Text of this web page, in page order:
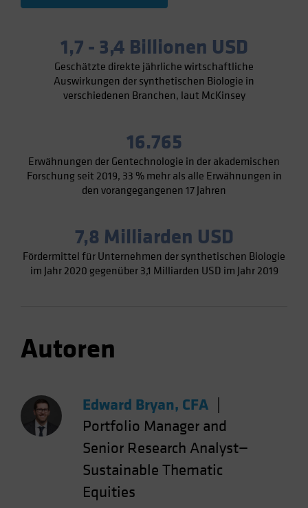
1,7 - 3,4 Billionen USD
Geschätzte direkte jährliche wirtschaftliche
Auswirkungen der synthetischen Biologie in
verschiedenen Branchen, laut McKinsey
16.765
Erwähnungen der Gentechnologie in der akademischen
Forschung seit 2019, 33 % mehr als alle Erwähnungen in
den vorangegangenen 17 Jahren
7,8 Milliarden USD
Fördermittel für Unternehmen der synthetischen Biologie
im Jahr 2020 gegenüber 3,1 Milliarden USD im Jahr 2019
Autoren
Edward Bryan, CFA
Portfolio Manager and
Senior Research Analyst—
Sustainable Thematic
Equities